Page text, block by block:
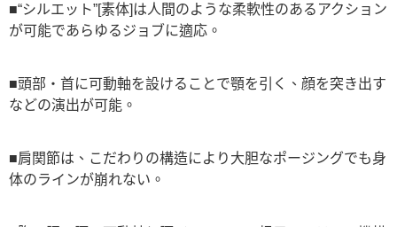
■“シルエット”[素体]は人間のような柔軟性のあるアクション
が可能であらゆるジョブに適応。
■頭部・首に可動軸を設けることで顎を引く、顔を突き出す
などの演出が可能。
■肩関節は、こだわりの構造により大胆なポージングでも身
体のラインが崩れない。